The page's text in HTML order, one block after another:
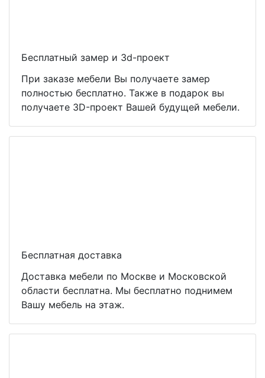
Бесплатный замер и 3d-проект
При заказе мебели Вы получаете замер
полностью бесплатно. Также в подарок вы
получаете 3D-проект Вашей будущей мебели.
Бесплатная доставка
Доставка мебели по Москве и Московской
области бесплатна. Мы бесплатно поднимем
Вашу мебель на этаж.